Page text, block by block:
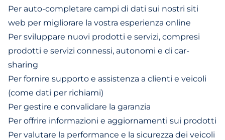
Per auto-completare campi di dati sui nostri siti
web per migliorare la vostra esperienza online
Per sviluppare nuovi prodotti e servizi, compresi
prodotti e servizi connessi, autonomi e di car-
sharing
Per fornire supporto e assistenza a clienti e veicoli
(come dati per richiami)
Per gestire e convalidare la garanzia
Per offrire informazioni e aggiornamenti sui prodotti
Per valutare la performance e la sicurezza dei veicoli